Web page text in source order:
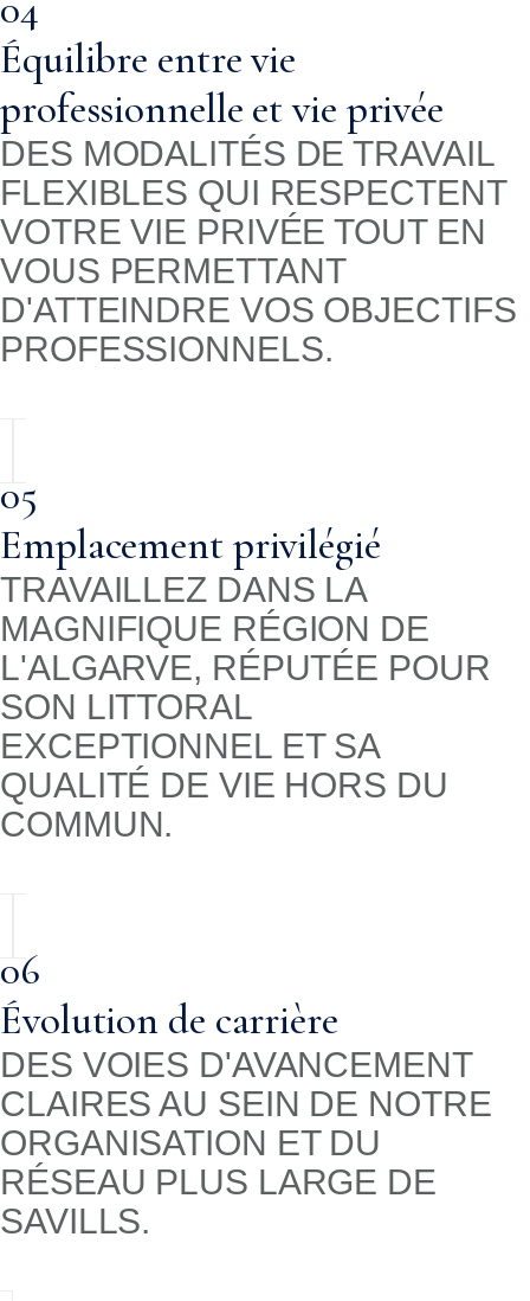
Équilibre entre vie
professionnelle et vie privée
DES MODALITÉS DE TRAVAIL
FLEXIBLES QUI RESPECTENT
VOTRE VIE PRIVÉE TOUT EN
VOUS PERMETTANT
D'ATTEINDRE VOS OBJECTIFS
PROFESSIONNELS.
05
Emplacement privilégié
TRAVAILLEZ DANS LA
MAGNIFIQUE RÉGION DE
L'ALGARVE, RÉPUTÉE POUR
SON LITTORAL
EXCEPTIONNEL ET SA
QUALITÉ DE VIE HORS DU
COMMUN.
06
Évolution de carrière
DES VOIES D'AVANCEMENT
CLAIRES AU SEIN DE NOTRE
ORGANISATION ET DU
RÉSEAU PLUS LARGE DE
SAVILLS.